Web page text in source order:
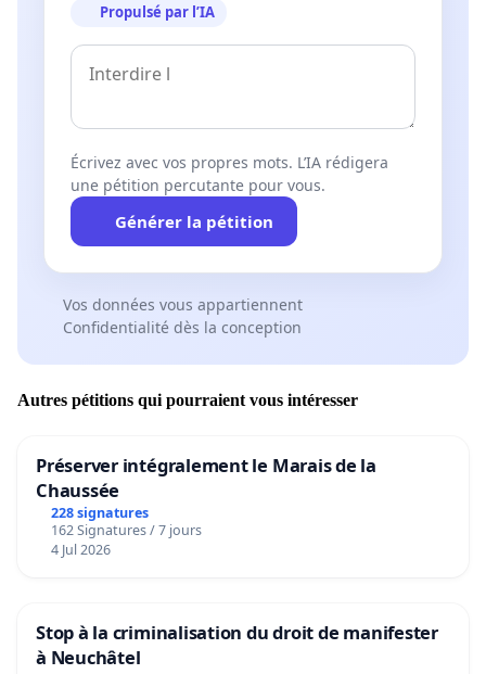
Propulsé par l’IA
Écrivez avec vos propres mots. L’IA rédigera
une pétition percutante pour vous.
Générer la pétition
Vos données vous appartiennent
Confidentialité dès la conception
Autres pétitions qui pourraient vous intéresser
Préserver intégralement le Marais de la
Chaussée
228 signatures
162 Signatures / 7 jours
4 Jul 2026
Stop à la criminalisation du droit de manifester
à Neuchâtel